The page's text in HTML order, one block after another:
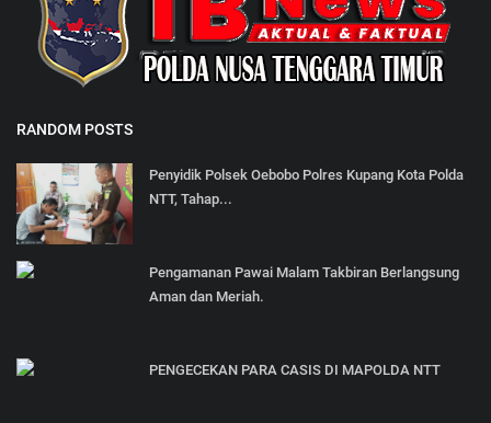
RANDOM POSTS
Penyidik Polsek Oebobo Polres Kupang Kota Polda
NTT, Tahap...
Pengamanan Pawai Malam Takbiran Berlangsung
Aman dan Meriah.
PENGECEKAN PARA CASIS DI MAPOLDA NTT